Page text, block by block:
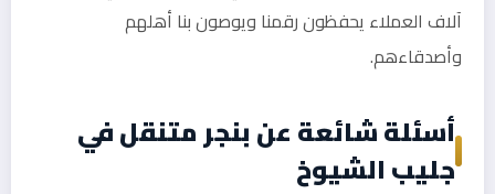
آلاف العملاء يحفظون رقمنا ويوصون بنا أهلهم
وأصدقاءهم.
أسئلة شائعة عن بنجر متنقل في
جليب الشيوخ